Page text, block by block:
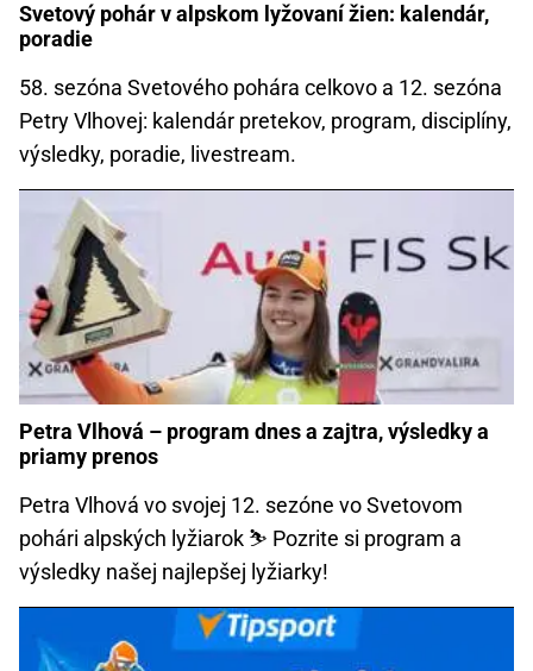
Svetový pohár v alpskom lyžovaní žien: kalendár,
poradie
58. sezóna Svetového pohára celkovo a 12. sezóna
Petry Vlhovej: kalendár pretekov, program, disciplíny,
výsledky, poradie, livestream.
Petra Vlhová – program dnes a zajtra, výsledky a
priamy prenos
Petra Vlhová vo svojej 12. sezóne vo Svetovom
pohári alpských lyžiarok ⛷️ Pozrite si program a
výsledky našej najlepšej lyžiarky!